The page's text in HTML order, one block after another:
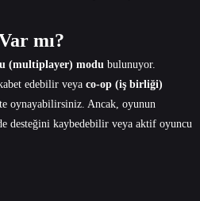
mı?
(multiplayer) modu bulunuyor.
edebilir veya co-op (iş birliği)
oynayabilirsiniz. Ancak, oyunun
desteğini kaybedebilir veya aktif oyuncu